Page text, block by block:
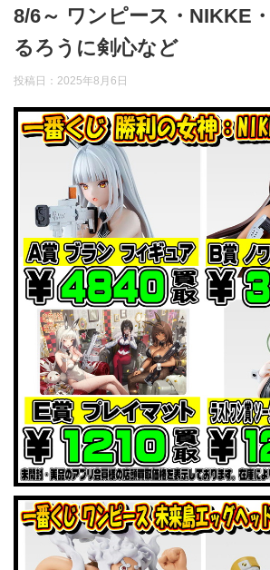
8/6～ ワンピース・NIKKE
るろうに剣心など
投稿日： 2025年8月6日